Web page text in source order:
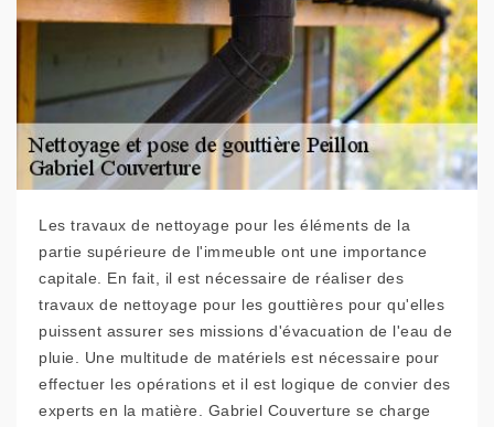
Les travaux de nettoyage pour les éléments de la
partie supérieure de l'immeuble ont une importance
capitale. En fait, il est nécessaire de réaliser des
travaux de nettoyage pour les gouttières pour qu'elles
puissent assurer ses missions d'évacuation de l'eau de
pluie. Une multitude de matériels est nécessaire pour
effectuer les opérations et il est logique de convier des
experts en la matière. Gabriel Couverture se charge